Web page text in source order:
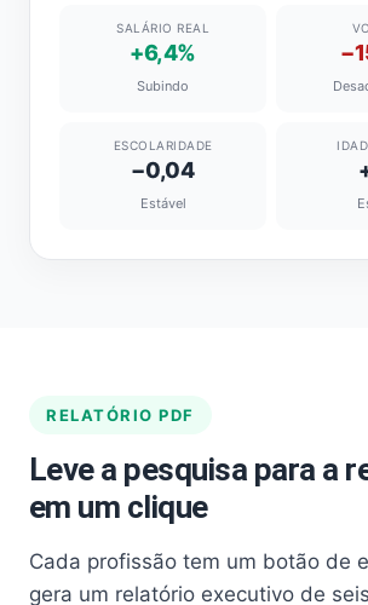
SALÁRIO REAL
+6,4%
Subindo
ESCOLARIDADE
−0,04
Estável
RELATÓRIO PDF
Leve a pesquisa para a
em um clique
Cada profissão tem um botão de
gera um relatório executivo de